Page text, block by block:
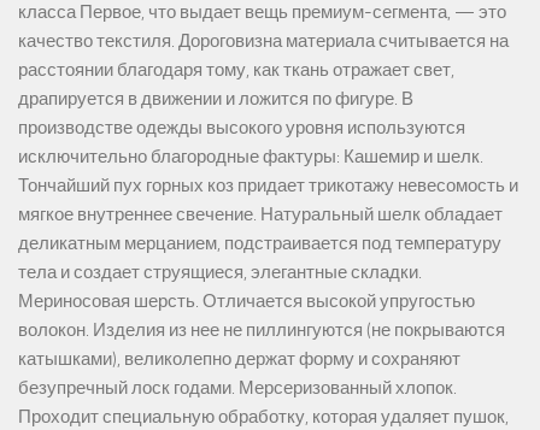
класса Первое, что выдает вещь премиум-сегмента, — это
качество текстиля. Дороговизна материала считывается на
расстоянии благодаря тому, как ткань отражает свет,
драпируется в движении и ложится по фигуре. В
производстве одежды высокого уровня используются
исключительно благородные фактуры: Кашемир и шелк.
Тончайший пух горных коз придает трикотажу невесомость и
мягкое внутреннее свечение. Натуральный шелк обладает
деликатным мерцанием, подстраивается под температуру
тела и создает струящиеся, элегантные складки.
Мериносовая шерсть. Отличается высокой упругостью
волокон. Изделия из нее не пиллингуются (не покрываются
катышками), великолепно держат форму и сохраняют
безупречный лоск годами. Мерсеризованный хлопок.
Проходит специальную обработку, которая удаляет пушок,